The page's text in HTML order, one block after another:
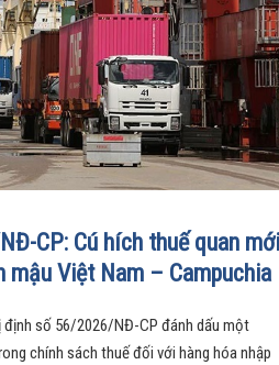
CP: Cú hích thuế quan mới
mậu Việt Nam – Campuchia
định số 56/2026/NĐ-CP đánh dấu một
chính sách thuế đối với hàng hóa nhập